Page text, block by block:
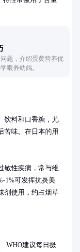
题，介绍蛋黄营养优
喂养幼鸽。
饮料和口香糖，尤
苦味。在日本的用
敏性疾病，常与维
1%可发挥抗炎美
剂使用，约占烟草
WHO建议每日摄